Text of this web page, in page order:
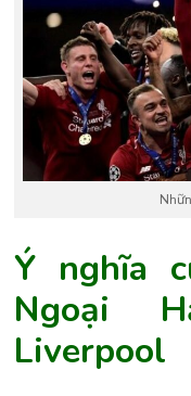
Ý nghĩa
Ngoại
Liverpool